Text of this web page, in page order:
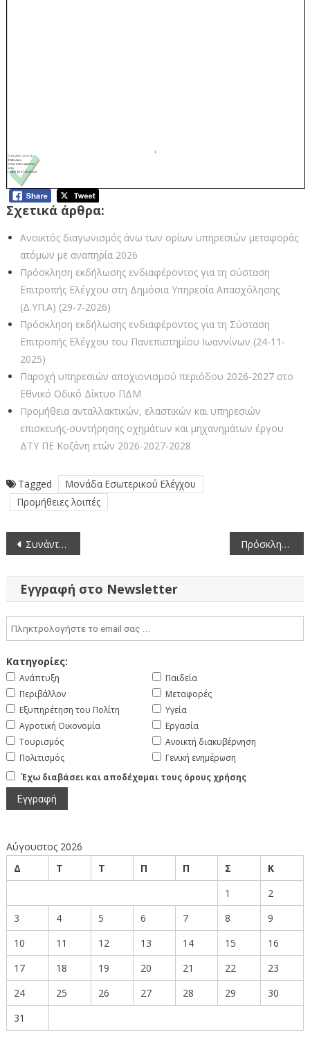
Σχετικά άρθρα:
Ανοικτός διαγωνισμός άνω των ορίων υπηρεσιών μεταφοράς
ατόμων με αναπηρία 2026
Πρόσκληση εκδήλωσης ενδιαφέροντος για τη σύσταση
Επιτροπής Ελέγχου στη Δημόσια Υπηρεσία Απασχόλησης
(Δ.ΥΠ.Α) (29-7-2026)
Πρόσκληση εκδήλωσης ενδιαφέροντος για τη Σύσταση
Επιτροπής Ελέγχου του Πανεπιστημίου Ιωαννίνων (24-11-
2025)
Παροχή υπηρεσιών αποχιονισμού περιόδου 2026-2027 στο
Εθνικό Οδικό Δίκτυο ΠΔΜ
Προμήθεια ανταλλακτικών, ελαστικών και υπηρεσιών
επισκευής-συντήρησης οχημάτων και μηχανημάτων έργου
ΔΤΥ ΠΕ Κοζάνη ετών 2026-2027-2028
Tagged
Μονάδα Εσωτερικού Ελέγχου
Προμήθειες λοιπές
Πλοήγηση
άρθρων
Συνάντηση Γ. Αμανατίδη με εκπροσώπους της Ομοσπονδίας Λαϊκών Αγορών Δυτικής Μακεδονίας «Μ. Αλέξανδρος» Πρόσκληση σε Συνεδρίαση του Περιφερειακού Συμβουλίου Δυτικής Μακεδονίας δια ζώσης (25-6-2025)
Εγγραφή στο Newsletter
Κατηγορίες:
Ανάπτυξη
Περιβάλλον
Εξυπηρέτηση του Πολίτη
Αγροτική Οικονομία
Τουρισμός
Πολιτισμός
Παιδεία
Μεταφορές
Υγεία
Εργασία
Ανοικτή διακυβέρνηση
Γενική ενημέρωση
Έχω διαβάσει και αποδέχομαι τους όρους χρήσης
Αύγουστος 2026
Δ
Τ Τ Π Π Σ
Κ
1
2
3
4 5 6 7 8
9
10
11 12 13 14 15
16
17
18 19 20 21 22
23
24
25 26 27 28 29
30
31